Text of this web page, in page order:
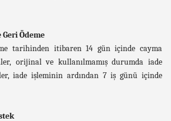
Geri Ödeme
tarihinden itibaren 14 gün içinde cayma
orijinal ve kullanılmamış durumda iade
iade işleminin ardından 7 iş günü içinde